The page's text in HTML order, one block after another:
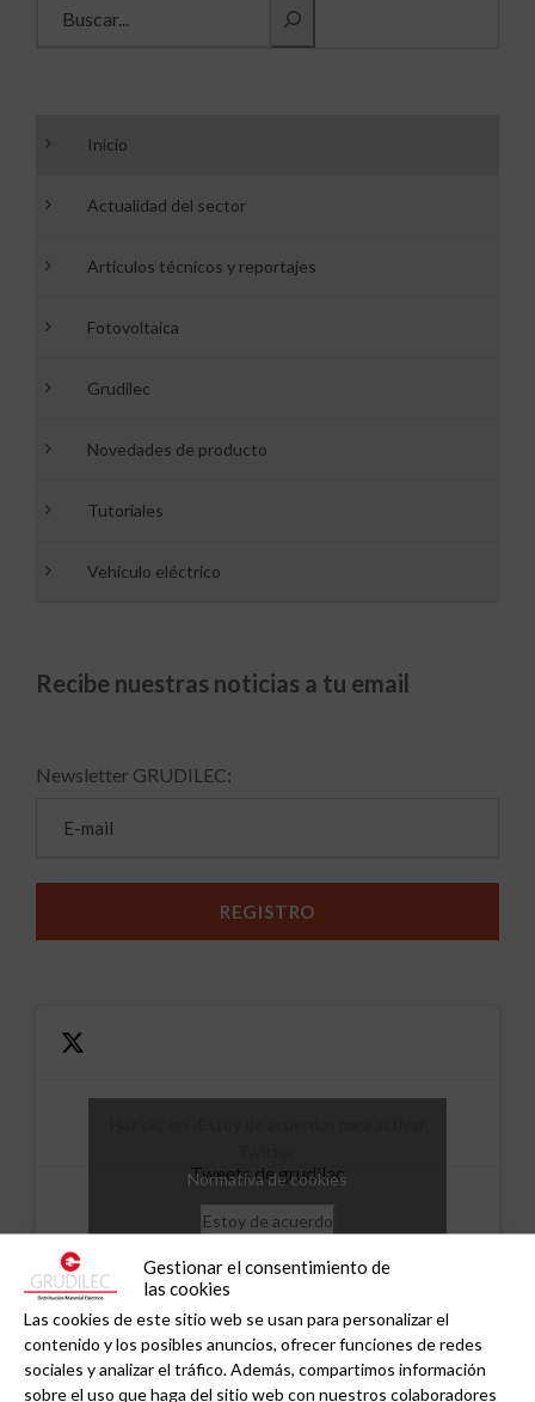
Gestionar el consentimiento de
las cookies
Las cookies de este sitio web se usan para personalizar el
contenido y los posibles anuncios, ofrecer funciones de redes
sociales y analizar el tráfico. Además, compartimos información
sobre el uso que haga del sitio web con nuestros colaboradores
Inicio
Actualidad del sector
Artículos técnicos y reportajes
Fotovoltaica
Grudilec
Novedades de producto
Tutoriales
Vehículo eléctrico
Recibe nuestras noticias a tu email
Newsletter GRUDILEC:
Tweets de grudilec
Normativa de cookies
Estoy de acuerdo